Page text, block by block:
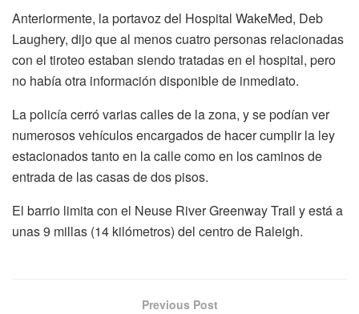
Anteriormente, la portavoz del Hospital WakeMed, Deb
Laughery, dijo que al menos cuatro personas relacionadas
con el tiroteo estaban siendo tratadas en el hospital, pero
no había otra información disponible de inmediato.
La policía cerró varias calles de la zona, y se podían ver
numerosos vehículos encargados de hacer cumplir la ley
estacionados tanto en la calle como en los caminos de
entrada de las casas de dos pisos.
El barrio limita con el Neuse River Greenway Trail y está a
unas 9 millas (14 kilómetros) del centro de Raleigh.
Previous Post